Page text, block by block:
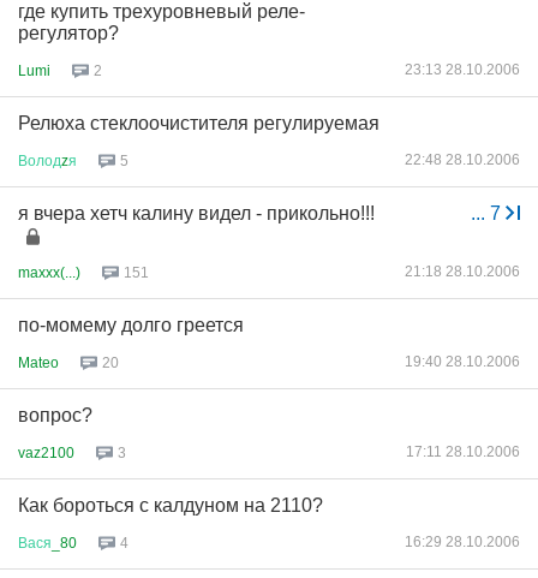
где купить трехуровневый реле-
регулятор?
Lumi 2 23:13 28.10.2006
Релюха стеклоочистителя регулируемая
Володzя 5 22:48 28.10.2006
... 7
я вчера хетч калину видел - прикольно!!!
maxxx(...) 151 21:18 28.10.2006
по-момему долго греется
Mateo 20 19:40 28.10.2006
вопрос?
vaz2100 3 17:11 28.10.2006
Как бороться с калдуном на 2110?
Вася _80 4 16:29 28.10.2006